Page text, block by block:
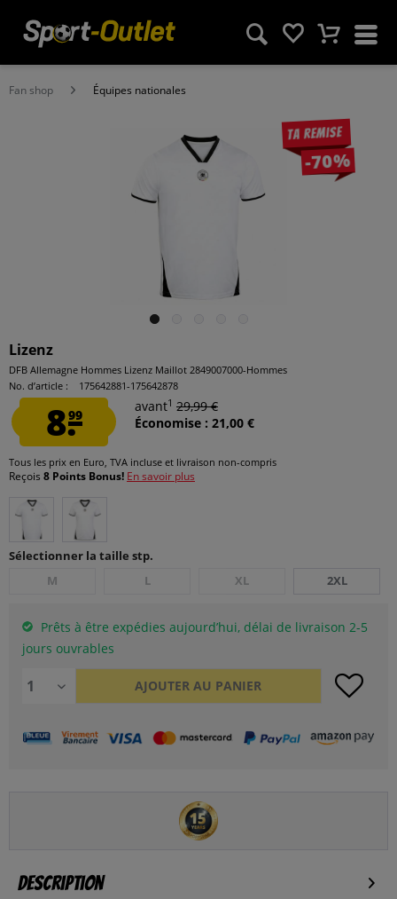
Fan shop Équipes nationales
Ta remise
-70%
Lizenz
DFB Allemagne Hommes Lizenz Maillot 2849007000-Hommes
No. d’article :
175642881-175642878
8.99
avant1 29,99 €
Économise : 21,00 €
Tous les prix en Euro, TVA incluse et livraison non-compris
Reçois 8 Points Bonus! En savoir plus
Sélectionner la taille stp.
M
L XL 2XL
Prêts à être expédies aujourd’hui, délai de livraison 2-5
jours ouvrables
AJOUTER AU PANIER
Description